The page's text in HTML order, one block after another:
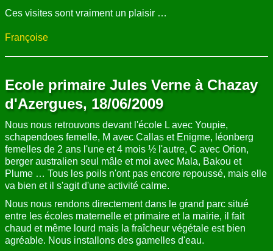
Ces visites sont vraiment un plaisir …
Françoise
Ecole primaire Jules Verne à Chazay
d'Azergues, 18/06/2009
Nous nous retrouvons devant l'école L avec Youpie,
schapendoes femelle, M avec Callas et Enigme, léonberg
femelles de 2 ans l'une et 4 mois ½ l'autre, C avec Orion,
berger australien seul mâle et moi avec Mala, Bakou et
Plume … Tous les poils n'ont pas encore repoussé, mais elle
va bien et il s'agit d'une activité calme.
Nous nous rendons directement dans le grand parc situé
entre les écoles maternelle et primaire et la mairie, il fait
chaud et même lourd mais la fraîcheur végétale est bien
agréable. Nous installons des gamelles d'eau.